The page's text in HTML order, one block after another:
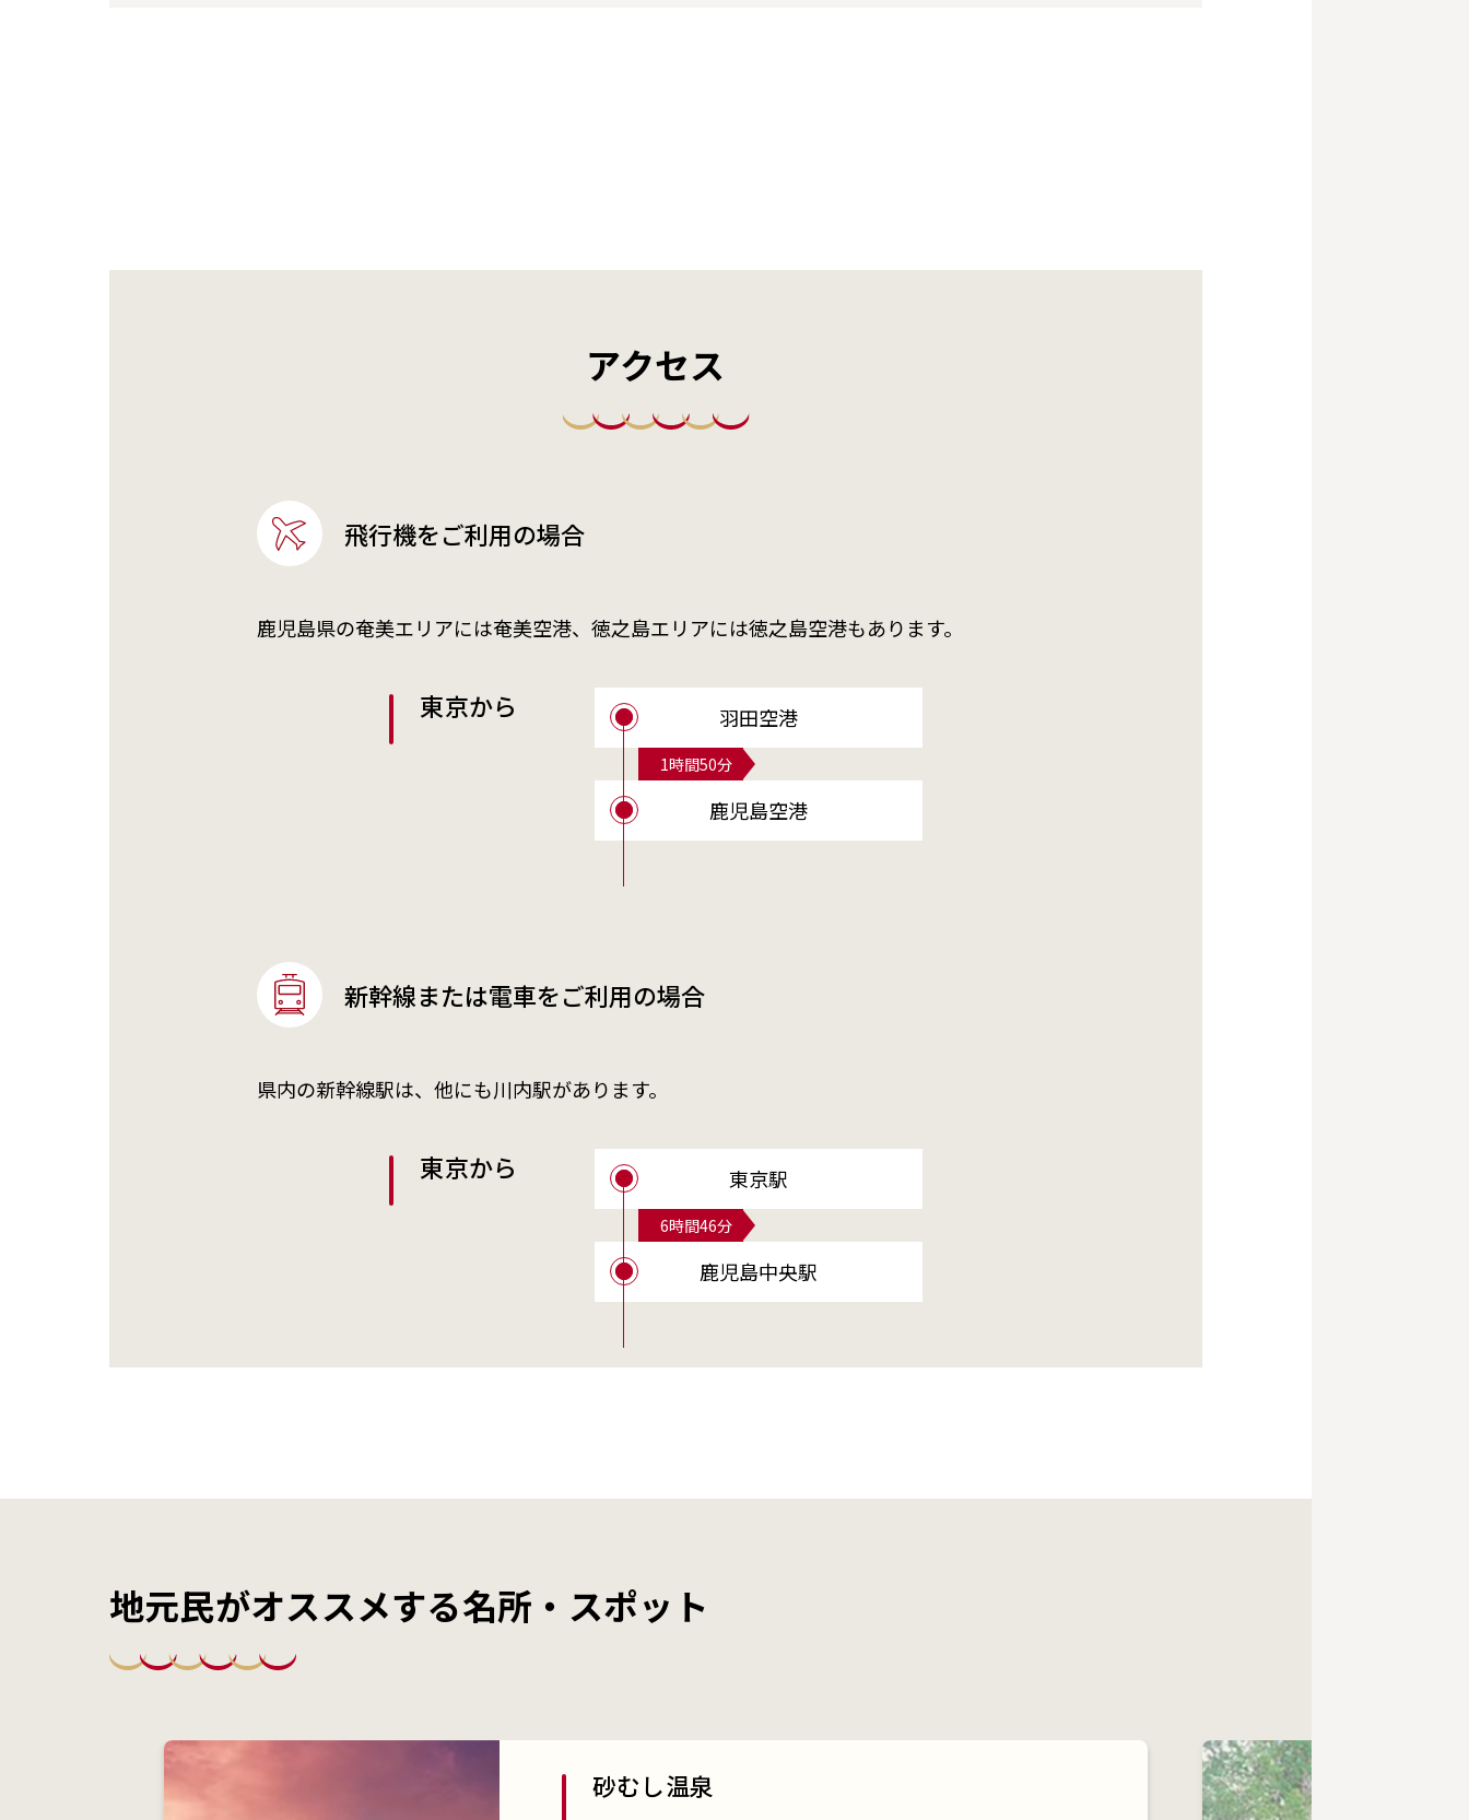
アクセス
飛行機をご利用の場合
鹿児島県の奄美エリアには奄美空港、徳之島エリアには徳之島空港もあります。
東京から 羽田空港
1時間50分
鹿児島空港
新幹線または電車をご利用の場合
県内の新幹線駅は、他にも川内駅があります。
東京から 東京駅
6時間46分
鹿児島中央駅
地元民がオススメする名所・スポット
砂むし温泉